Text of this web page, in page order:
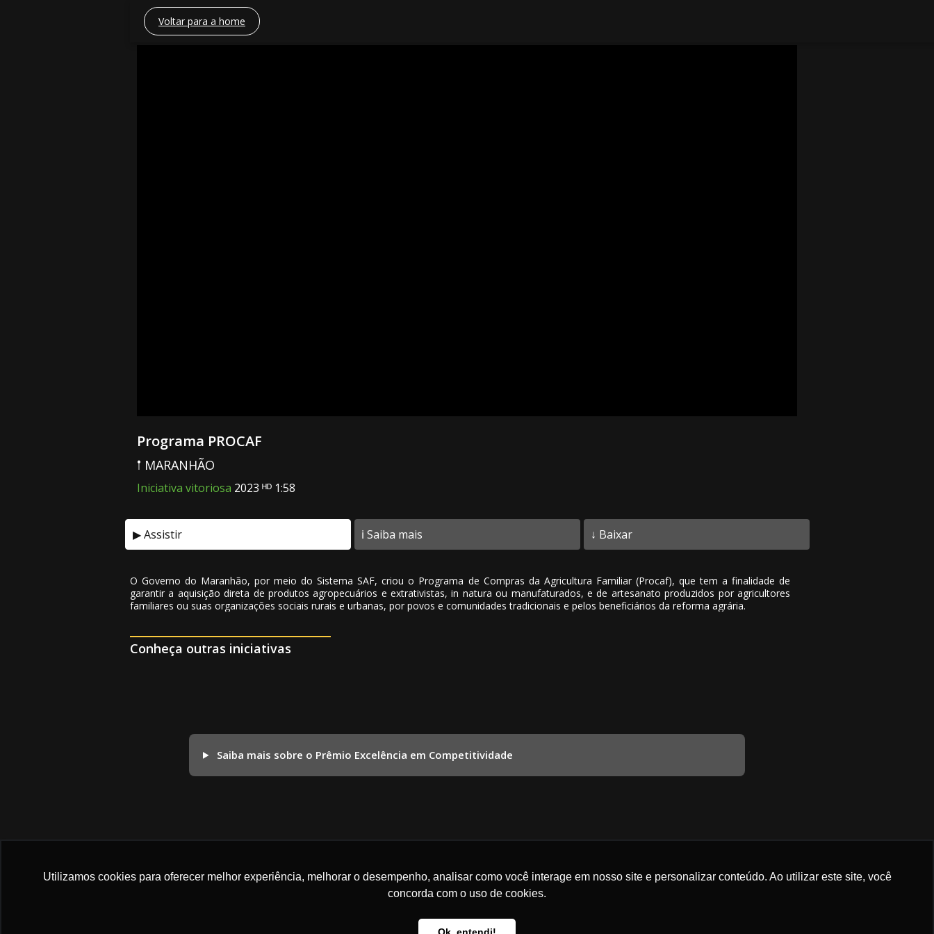
Utilizamos cookies para oferecer melhor experiência, melhorar o desempenho, analisar como você interage em nosso site e personalizar conteúdo. Ao utilizar este site, você
concorda com o uso de cookies.
Voltar para a home
Programa PROCAF
𖡡 MARANHÃO
Iniciativa vitoriosa 2023 ᴴᴰ 1:58
▶ Assistir ℹ️ Saiba mais ↓ Baixar
O Governo do Maranhão, por meio do Sistema SAF, criou o Programa de Compras da Agricultura Familiar (Procaf), que tem a finalidade de
garantir a aquisição direta de produtos agropecuários e extrativistas, in natura ou manufaturados, e de artesanato produzidos por agricultores
familiares ou suas organizações sociais rurais e urbanas, por povos e comunidades tradicionais e pelos beneficiários da reforma agrária.
Conheça outras iniciativas
Saiba mais sobre o Prêmio Excelência em Competitividade